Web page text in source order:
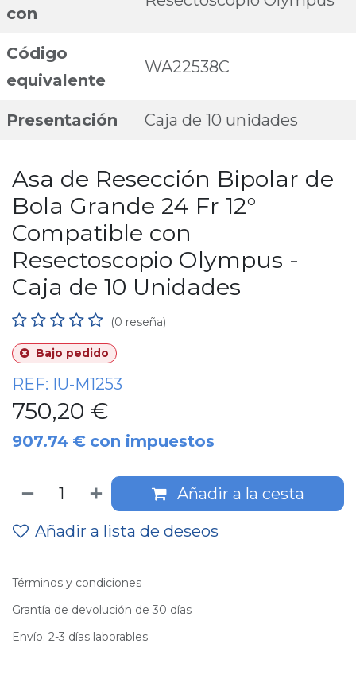
con
Código
equivalente
WA22538C
Presentación Caja de 10 unidades
Asa de Resección Bipolar de
Bola Grande 24 Fr 12°
Compatible con
Resectoscopio Olympus -
Caja de 10 Unidades
(0 reseña)
Bajo pedido
REF: IU-M1253
750,20 €
907.74 € con impuestos
Añadir a la cesta
Añadir a lista de deseos
Términos y condiciones
Grantía de devolución de 30 días
Envío: 2-3 días laborables